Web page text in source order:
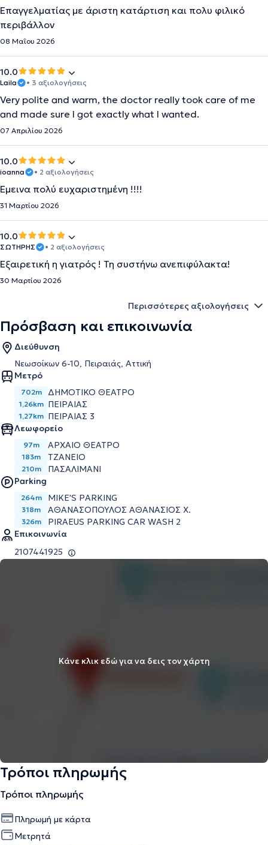
Επαγγελματίας με άριστη κατάρτιση και πολυ φιλικό
περιβάλλον
08 Μαΐου 2026
10.0
Laila • 3 αξιολογήσεις
Very polite and warm, the doctor really took care of me
and made sure I got exactly what I wanted.
07 Απριλίου 2026
10.0
ioanna • 2 αξιολογήσεις
Έμεινα πολύ ευχαριστημένη !!!!
31 Μαρτίου 2026
10.0
ΣΩΤΗΡΗΣ • 2 αξιολογήσεις
Εξαιρετική η γιατρός ! Τη συστήνω ανεπιφύλακτα!
30 Μαρτίου 2026
Περισσότερες αξιολογήσεις
Πρόσβαση και επικοινωνία
Διεύθυνση
Νεωσοίκων 6-10, Πειραιάς, Αττική
Μετρό
702m ΔΗΜΟΤΙΚΟ ΘΕΑΤΡΟ
1,26km ΠΕΙΡΑΙΑΣ
1,27km ΠΕΙΡΑΙΑΣ 3
Λεωφορείο
97m ΑΡΧΑΙΟ ΘΕΑΤΡΟ
183m ΤΖΑΝΕΙΟ
210m
ΠΑΣΑΛΙΜΑΝΙ
Parking
264m MIKE'S PARKING
318m ΑΘΑΝΑΣΟΠΟΥΛΟΣ ΑΘΑΝΑΣΙΟΣ Χ.
326m
PIRAEUS PARKING CAR WASH 2
Επικοινωνία
2107441925
Κάνε κλικ εδώ για να δεις τον χάρτη
Τρόποι πληρωμής
Τρόποι πληρωμής
Πληρωμή με κάρτα
Μετρητά